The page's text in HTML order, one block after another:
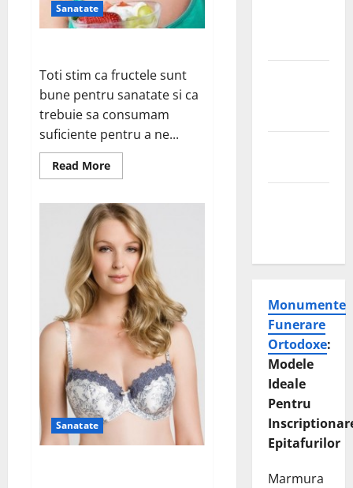
Sanatate
Toti stim ca fructele sunt
bune pentru sanatate si ca
trebuie sa consumam
suficiente pentru a ne...
Read MoreRead
more
tot
ce
mai
bun
din
fructe!
Sanatate
Monumente
Funerare
Ortodoxe:
Modele
Ideale
Pentru
Epitafurilor
Marmura